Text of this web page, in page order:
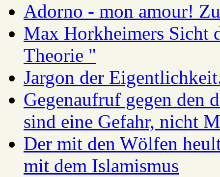
Adorno - mon amour!
Max Horkheimers Sicht
Theorie "
Jargon der
Gegenaufruf gegen den
sind eine Gefahr, nicht
Der mit den Wölfen
mit dem Islamismus